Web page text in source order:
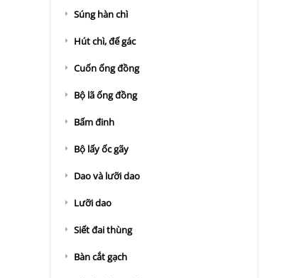
Súng hàn chì
Hút chì, đế gác
Cuốn ống đồng
Bộ lã ống đồng
Bấm đinh
Bộ lấy ốc gãy
Dao và lưỡi dao
Lưỡi dao
Siết đai thùng
Bàn cắt gạch